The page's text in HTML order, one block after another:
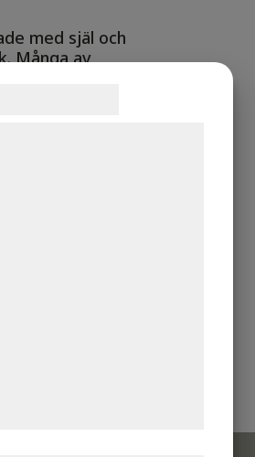
med själ och
Många av
av
står högsta
hållbart